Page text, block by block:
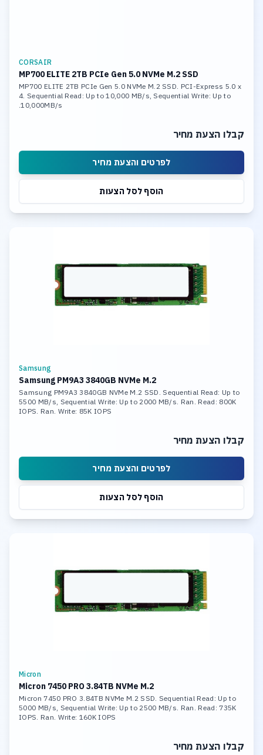
CORSAIR
MP700 ELITE 2TB PCIe Gen 5.0 NVMe M.2 SSD
MP700 ELITE 2TB PCIe Gen 5.0 NVMe M.2 SSD. PCI-Express 5.0 x
4. Sequential Read: Up to 10,000 MB/s, Sequential Write: Up to
10,000MB/s.
קבלו הצעת מחיר
לפרטים והצעת מחיר
הוסף לסל הצעות
Samsung
Samsung PM9A3 3840GB NVMe M.2
Samsung PM9A3 3840GB NVMe M.2 SSD. Sequential Read: Up to
5500 MB/s, Sequential Write: Up to 2000 MB/s. Ran. Read: 800K
IOPS. Ran. Write: 85K IOPS
קבלו הצעת מחיר
לפרטים והצעת מחיר
הוסף לסל הצעות
Micron
Micron 7450 PRO 3.84TB NVMe M.2
Micron 7450 PRO 3.84TB NVMe M.2 SSD. Sequential Read: Up to
5000 MB/s, Sequential Write: Up to 2500 MB/s. Ran. Read: 735K
IOPS. Ran. Write: 160K IOPS
קבלו הצעת מחיר